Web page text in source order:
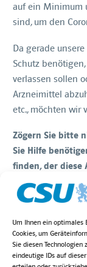
Um Ihnen ein optimales
Cookies, um
Sie diesen
eindeutige IDs auf
auf ein Minimum
sind, um den
Da gerade
Schutz
verlassen sollen
Arzneimittel
etc., möchten wir
Zögern Sie bitte
Sie Hilfe
finden, der diese
Kontakt: Andreas
berg.de